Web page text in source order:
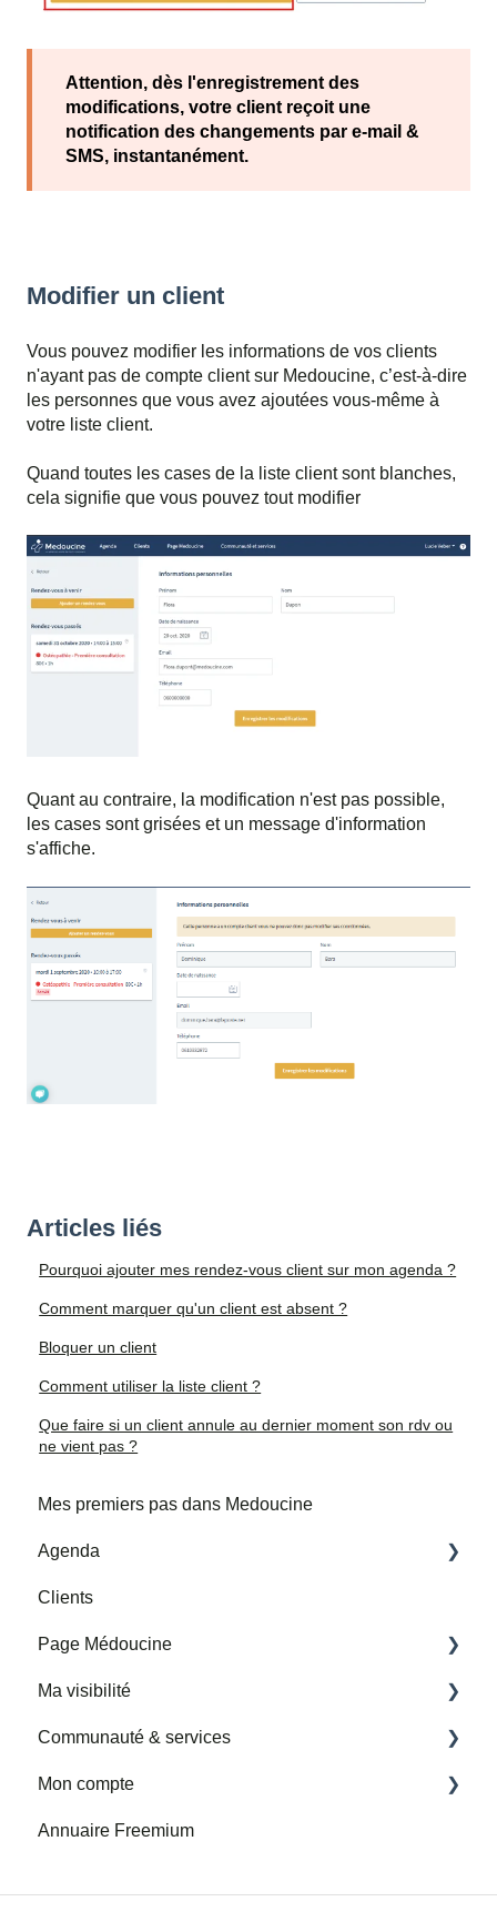
Attention, dès l'enregistrement des
modifications, votre client reçoit une
notification des changements par e-mail &
SMS, instantanément.
Modifier un client
Vous pouvez modifier les informations de vos clients
n'ayant pas de compte client sur Medoucine, c’est-à-dire
les personnes que vous avez ajoutées vous-même à
votre liste client.
Quand toutes les cases de la liste client sont blanches,
cela signifie que vous pouvez tout modifier
Quant au contraire, la modification n'est pas possible,
les cases sont grisées et un message d'information
s'affiche.
Articles liés
Pourquoi ajouter mes rendez-vous client sur mon agenda ?
Comment marquer qu'un client est absent ?
Bloquer un client
Comment utiliser la liste client ?
Que faire si un client annule au dernier moment son rdv ou
ne vient pas ?
Mes premiers pas dans Medoucine
Agenda
Mes horaires et adresses de consultation
Mes rendez-vous
Importer un agenda google tiers
Clients
Page Médoucine
Ma page
Avis
Ma visibilité
Partenariats Medoucine
Permettre la prise de rendez-vous en ligne
Google My Business
Communauté & services
Nouvelle rubrique Services et Communauté
Presse
Mon compte
Facturation
Annuaire Freemium